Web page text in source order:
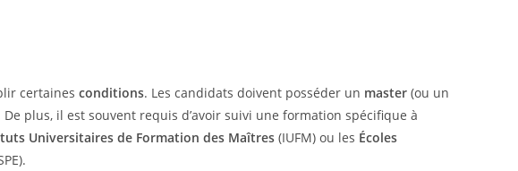
certaines conditions. Les candidats doivent posséder un master (ou un
plus, il est souvent requis d’avoir suivi une formation spécifique à
Universitaires de Formation des Maîtres (IUFM) ou les Écoles